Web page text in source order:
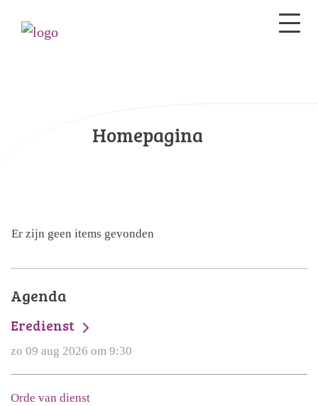
Homepagina
Er zijn geen items gevonden
Agenda
Eredienst
zo 09 aug 2026 om 9:30
Orde van dienst